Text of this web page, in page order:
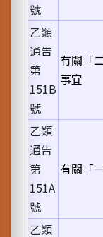
號
乙類
通告
第
151B
號
有關「
事宜
乙類
通告
第
151A
號
有關「
乙類